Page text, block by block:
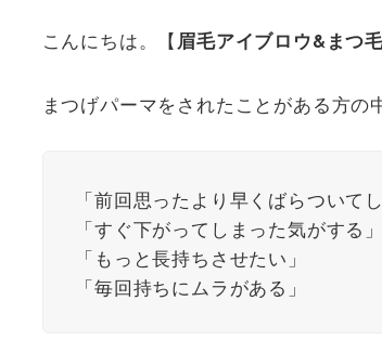
こんにちは。【眉毛アイブロウ&まつ
まつげパーマをされたことがある方の
「前回思ったより早くばらついて
「すぐ下がってしまった気がする」
「もっと長持ちさせたい」
「毎回持ちにムラがある」